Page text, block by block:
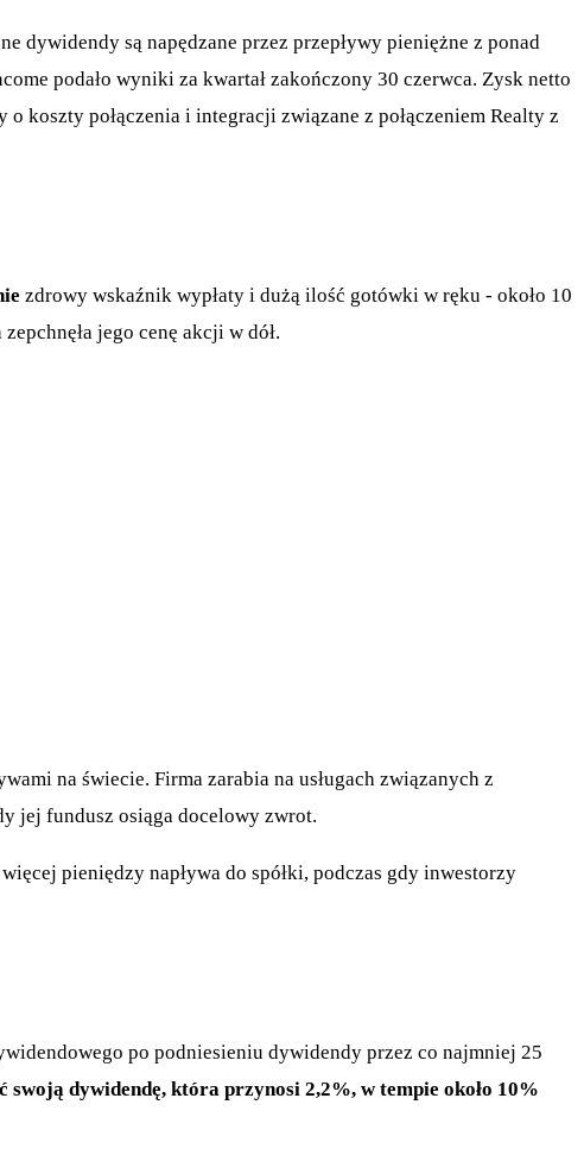
dywidendy są napędzane przez przepływy pieniężne z ponad
podało wyniki za kwartał zakończony 30 czerwca. Zysk netto
koszty połączenia i integracji związane z połączeniem Realty z
zdrowy wskaźnik wypłaty i dużą ilość gotówki w ręku - około 10
jego cenę akcji w dół.
na świecie. Firma zarabia na usługach związanych z
jej fundusz osiąga docelowy zwrot.
pieniędzy napływa do spółki, podczas gdy inwestorzy
po podniesieniu dywidendy przez co najmniej 25
swoją dywidendę, która przynosi 2,2%, w tempie około 10%